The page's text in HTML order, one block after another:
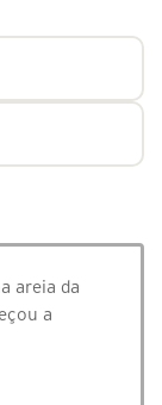
areia da
a